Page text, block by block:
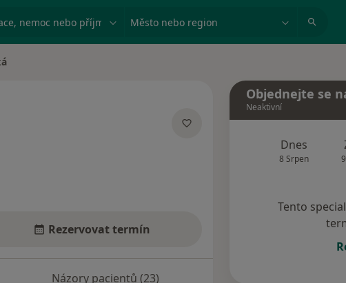
nemoc nebo příjmení Město nebo region
Rezervovat termín
Názory pacientů (23)
Objednejte se
Neaktivní
Dnes
8 Srpen
Tento